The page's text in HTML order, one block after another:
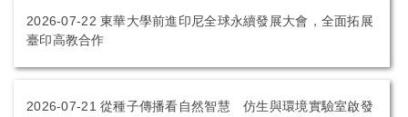
2026-07-22東華大學前進印尼全球永續發展大會，全面拓展
臺印高教合作
2026-07-21從種子傳播看自然智慧 仿生與環境實驗室啟發